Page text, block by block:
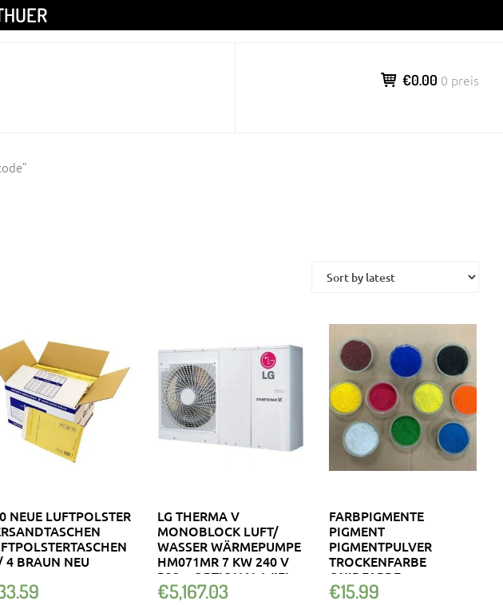
€0.00 0 preis
NEUE LUFTPOLSTER
4 BRAUN NEU
LG THERMA V
MONOBLOCK LUFT/
WASSER WÄRMEPUMPE
HM071MR 7 KW 240 V
R32 + OPTIONAL WIFI
€5,167.03
FARBPIGMENTE
PIGMENT
PIGMENTPULVER
TROCKENFARBE
OXIDFARBE
FARBPULVER
€15.99